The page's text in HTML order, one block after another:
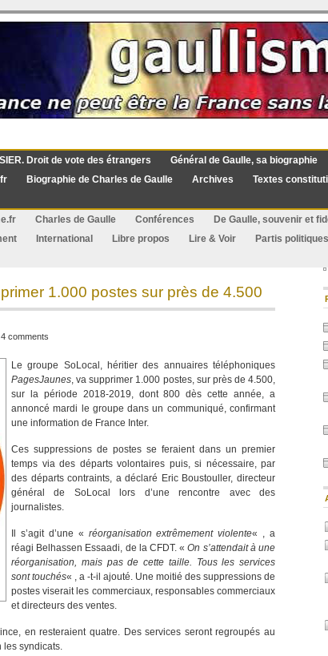
Droit de vote des étrangers Général de Gaulle, sa biographie
Biographie de Charles de Gaulle Archives Textes
Charles de Gaulle Conférences De Gaulle, souvenir et
International Libre propos Lire & Voir Partis politiques
1.000 postes sur près de 4.500
4 comments
Le groupe SoLocal, héritier des annuaires téléphoniques
PagesJaunes, va supprimer 1.000 postes, sur près de 4.500,
sur la période 2018-2019, dont 800 dès cette année, a
annoncé mardi le groupe dans un communiqué, confirmant
une information de France Inter.
Ces suppressions de postes se feraient dans un premier
temps via des départs volontaires puis, si nécessaire, par
des départs contraints, a déclaré Eric Boustouller, directeur
général de SoLocal lors d’une rencontre avec des
journalistes.
Il s’agit d’une « réorganisation extrêmement violente« , a
réagi Belhassen Essaadi, de la CFDT. «On s’attendait à une
réorganisation, mais pas de cette taille. Tous les services
sont touchés« , a -t-il ajouté. Une moitié des suppressions de
postes viserait les commerciaux, responsables commerciaux
et directeurs des ventes.
en resteraient quatre. Des services seront regroupés au
les syndicats.